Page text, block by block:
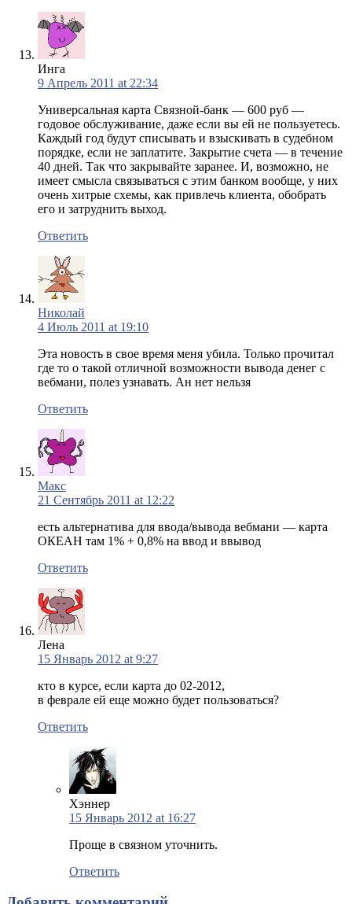
Инга
9 Апрель 2011 at 22:34
Универсальная карта Связной-банк — 600 руб —
годовое обслуживание, даже если вы ей не пользуетесь.
Каждый год будут списывать и взыскивать в судебном
порядке, если не заплатите. Закрытие счета — в течение
40 дней. Так что закрывайте заранее. И, возможно, не
имеет смысла связываться с этим банком вообще, у них
очень хитрые схемы, как привлечь клиента, обобрать
его и затруднить выход.
Ответить
Николай
4 Июль 2011 at 19:10
Эта новость в свое время меня убила. Только прочитал
где то о такой отличной возможности вывода денег с
вебмани, полез узнавать. Ан нет нельзя
Ответить
Макс
21 Сентябрь 2011 at 12:22
есть альтернатива для ввода/вывода вебмани — карта
ОКЕАН там 1% + 0,8% на ввод и ввывод
Ответить
Лена
15 Январь 2012 at 9:27
кто в курсе, если карта до 02-2012,
в феврале ей еще можно будет пользоваться?
Ответить
Хэннер
15 Январь 2012 at 16:27
Проще в связном уточнить.
Ответить